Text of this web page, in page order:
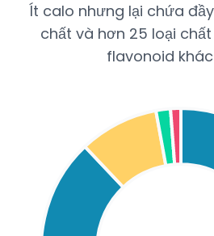
Ít calo nhưng lại chứa
chất và hơn 25 loại
flavonoid